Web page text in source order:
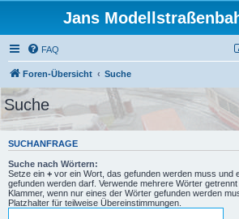
Jans
FAQ
Foren-Übersicht Suche
Suche
SUCHANFRAGE
Suche nach Wörtern:
Setze ein + vor ein Wort, das gefunden werden muss und
gefunden werden darf. Verwende mehrere Wörter
Klammer, wenn nur eines der Wörter gefunden werden
Platzhalter für teilweise Übereinstimmungen.